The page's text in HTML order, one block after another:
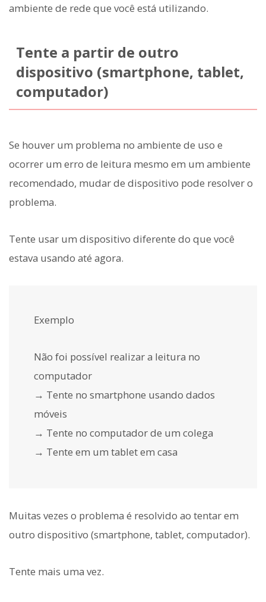
ambiente de rede que você está utilizando.
Tente a partir de outro
dispositivo (smartphone, tablet,
computador)
Se houver um problema no ambiente de uso e
ocorrer um erro de leitura mesmo em um ambiente
recomendado, mudar de dispositivo pode resolver o
problema.
Tente usar um dispositivo diferente do que você
estava usando até agora.
Exemplo
Não foi possível realizar a leitura no
computador
→ Tente no smartphone usando dados
móveis
→ Tente no computador de um colega
→ Tente em um tablet em casa
Muitas vezes o problema é resolvido ao tentar em
outro dispositivo (smartphone, tablet, computador).
Tente mais uma vez.